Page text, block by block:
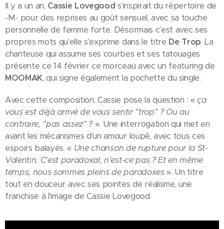
Il y a un an, Cassie Lovegoods'inspirait du répertoire de
-M- pour des reprises au goût sensuel, avec sa touche
personnelle de femme forte. Désormais c'est avec ses
propres mots qu'elle s'exprime dans le titre De Trop. La
chanteuse qui assume ses courbes et ses tatouages
présente ce 14 février ce morceau avec un featuring de
MOOMAK, qui signe également la pochette du single.
Avec cette composition, Cassie pose la question : « ça
vous est déjà arrivé de vous sentir "trop" ? Ou au
contraire, "pas assez" ?». Une interrogation qui met en
avant les mécanismes d'un amour loupé, avec tous ces
espoirs balayés. « Une chanson de rupture pour la St-
Valentin. C'est paradoxal, n'est-ce pas ? Et en même
temps, nous sommes pleins de paradoxes». Un titre
tout en douceur avec ses pointes de réalisme, une
franchise à l'image de Cassie Lovegood.